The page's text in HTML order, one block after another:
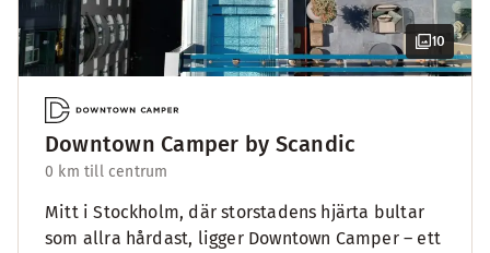
10
Downtown Camper by Scandic
0 km till centrum
Mitt i Stockholm, där storstadens hjärta bultar
som allra hårdast, ligger Downtown Camper – ett